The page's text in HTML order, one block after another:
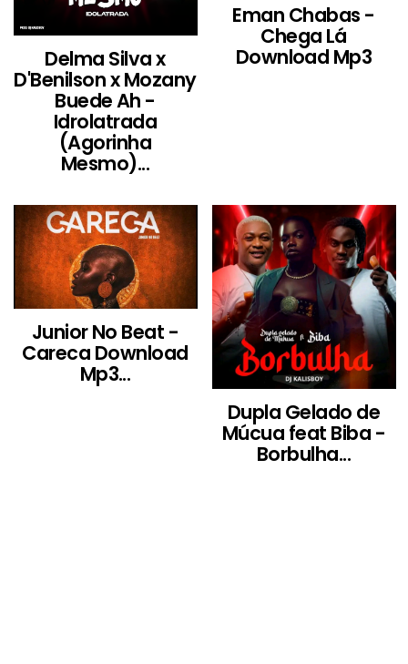
Delma Silva x
D'Benilson x Mozany
Buede Ah -
Idrolatrada
(Agorinha
Mesmo)...
Eman Chabas -
Chega Lá
Download Mp3
Junior No Beat -
Careca Download
Mp3...
Dupla Gelado de
Múcua feat Biba -
Borbulha...